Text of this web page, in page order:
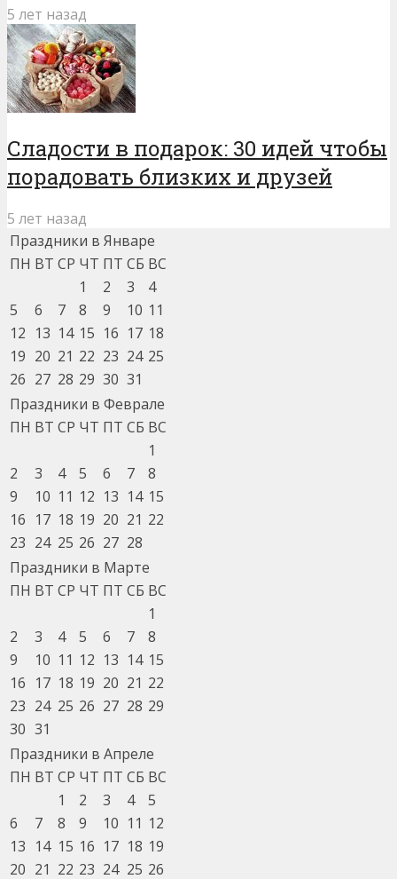
5 лет назад
Сладости в подарок: 30 идей чтобы
порадовать близких и друзей
5 лет назад
Праздники в Январе
ПН ВТ СР ЧТ ПТ СБ ВС
1
2 3
4
5
6 7 8 9 10 11
12 13 14 15 16 17 18
19 20 21 22 23 24 25
26 27 28 29 30 31
Праздники в Феврале
ПН ВТ СР ЧТ ПТ СБ ВС
1
2
3 4 5 6 7
8
9
10 11 12 13 14 15
16 17 18 19 20 21 22
23 24 25 26 27 28
Праздники в Марте
ПН ВТ СР ЧТ ПТ СБ ВС
1
2
3 4 5 6 7
8
9
10 11 12 13 14 15
16 17 18 19 20 21 22
23 24 25 26 27 28 29
30 31
Праздники в Апреле
ПН ВТ СР ЧТ ПТ СБ ВС
1
2 3 4
5
6
7 8 9 10 11 12
13 14 15 16 17 18 19
20 21 22 23 24 25 26